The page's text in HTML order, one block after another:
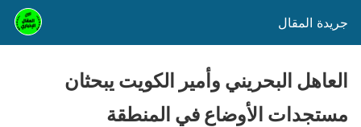
جريدة المقال
العاهل البحريني وأمير الكويت يبحثان
مستجدات الأوضاع في المنطقة